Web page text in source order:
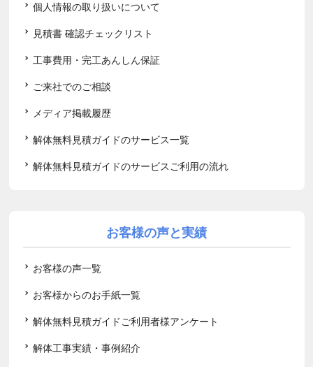
個人情報の取り扱いについて
見積書 確認チェックリスト
工事費用・完工あんしん保証
ご来社でのご相談
メディア掲載履歴
解体無料見積ガイドのサービス一覧
解体無料見積ガイドのサービスご利用の流れ
お客様の声と実績
お客様の声一覧
お客様からのお手紙一覧
解体無料見積ガイドご利用者様アンケート
解体工事実績・事例紹介